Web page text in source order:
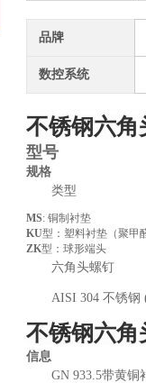
品牌
数控系统
不锈钢六角
型号
规格
类型
MS: 铜制衬垫
KU型：塑料衬垫（聚甲
ZK型：球形端头
六角头螺钉
AISI 304 不锈钢
不锈钢六角
信息
GN 933.5带黄